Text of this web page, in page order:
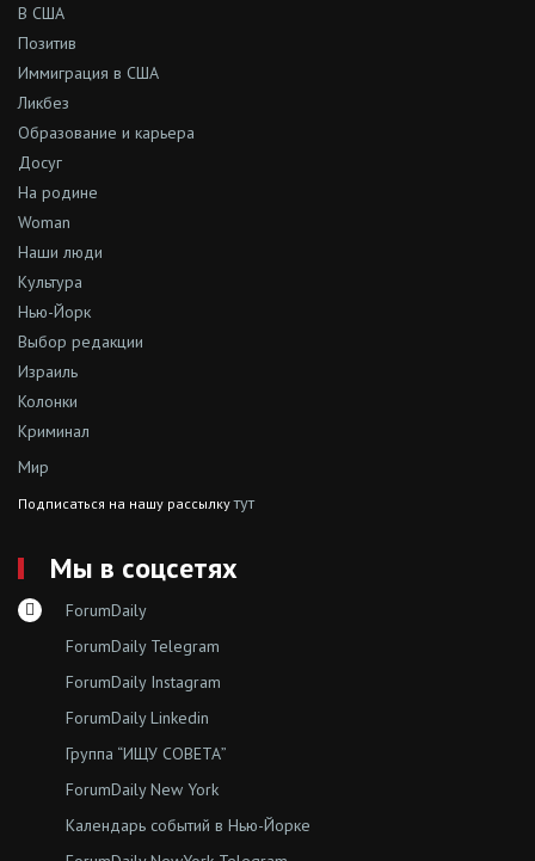
В США
Позитив
Иммиграция в США
Ликбез
Образование и карьера
Досуг
На родине
Woman
Наши люди
Культура
Нью-Йорк
Выбор редакции
Израиль
Колонки
Криминал
Мир
Подписаться на нашу рассылкутут
Мы в соцсетях
ForumDaily
ForumDaily Telegram
ForumDaily Instagram
ForumDaily Linkedin
Группа “ИЩУ СОВЕТА”
ForumDaily New York
Календарь событий в Нью-Йорке